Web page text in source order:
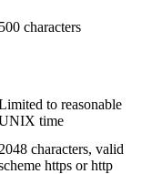
500 characters
to reasonable
time
2048 characters, valid
https or http